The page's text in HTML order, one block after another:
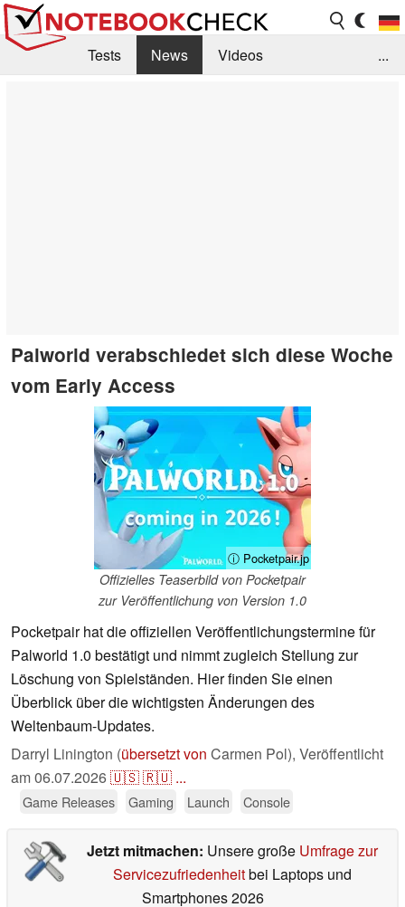
Tests News
Videos
...
Palworld verabschiedet sich diese Woche
vom Early Access
ⓘ Pocketpair.jp
Offizielles Teaserbild von Pocketpair
zur Veröffentlichung von Version 1.0
Pocketpair hat die offiziellen Veröffentlichungstermine für
Palworld 1.0 bestätigt und nimmt zugleich Stellung zur
Löschung von Spielständen. Hier finden Sie einen
Überblick über die wichtigsten Änderungen des
Weltenbaum-Updates.
Darryl Linington (übersetzt von Carmen Pol), Veröffentlicht
am06.07.2026🇺🇸🇷🇺 ...
Game Releases Gaming Launch Console
Jetzt mitmachen: Unsere große Umfrage zur
Servicezufriedenheitbei Laptops und
Smartphones 2026